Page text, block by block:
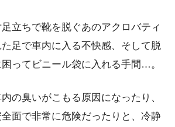
立ちで靴を脱ぐあのアクロバティ
足で車内に入る不快感、そして脱
ってビニール袋に入れる手間…。
の臭いがこもる原因になったり、
面で非常に危険だったりと、冷静